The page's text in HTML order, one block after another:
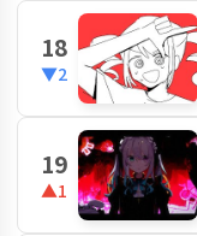
18
▼2
19
▲1